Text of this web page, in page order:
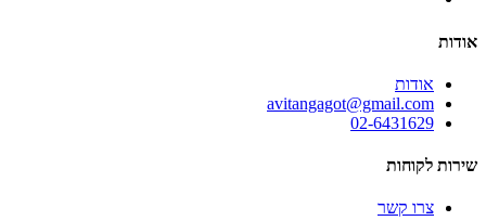
אודות
אודות
avitangagot@gmail.com
02-6431629
שירות לקוחות
צרו קשר